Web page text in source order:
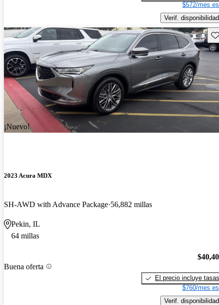
$572/mes
Verif. disponibilidad
¡Nuevo!
2023 Acura MDX
SH-AWD with Advance Package 56,882 millas
Pekin, IL
64 millas
Buena oferta
El precio incluye tasas
$760/mes
Verif. disponibilidad